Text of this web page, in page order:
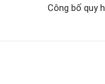
Công bố quy